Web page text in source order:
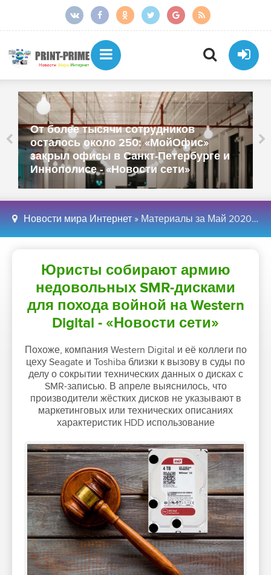
От более тысячи сотрудников
осталось около 250: «МойОфис»
закрыл офисы в Санкт-Петербурге и
Иннополисе - «Новости сети»
Новости мира Интернет » Материалы за Май 2020 года » Страница 4
Юристы собирают армию
недовольных SMR-дисками
для похода войной на Western
Digital - «Новости сети»
Похоже, компания Western Digital и её коллеги по
цеху Seagate и Toshiba близки к вызову в суды по
делу о сокрытии технических данных о дисках с
SMR-записью. В апреле выяснилось, что
производители жёстких дисков не указывают в
маркетинговых или технических описаниях
характеристик HDD использование